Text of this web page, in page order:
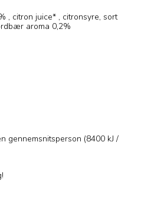
, citron juice* , citronsyre, sort
aroma 0,2%
gennemsnitsperson (8400 kJ /